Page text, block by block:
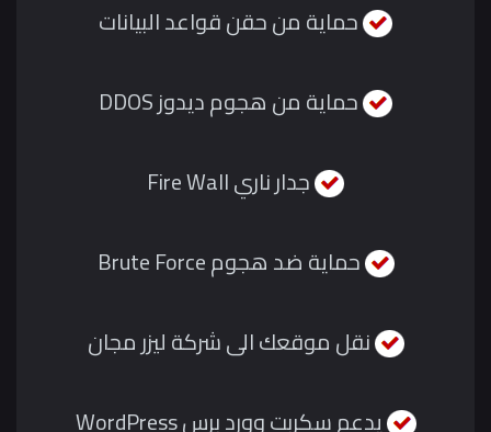
حماية من حقن قواعد البيانات
حماية من هجوم ديدوز DDOS
جدار ناري Fire Wall
حماية ضد هجوم Brute Force
نقل موقعك الى شركة ليزر مجان
يدعم سكربت وورد برس WordPress